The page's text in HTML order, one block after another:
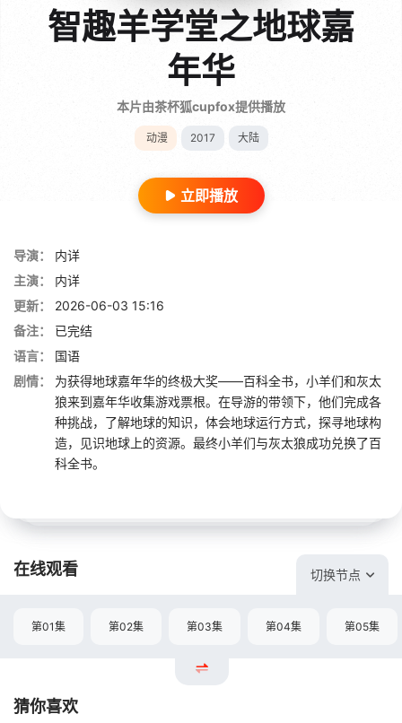
智趣羊学堂之地球嘉
年华
本片由茶杯狐cupfox提供播放
动漫 2017 大陆
立即播放
导演：
内详
主演：
内详
更新：
2026-06-03 15:16
备注：
已完结
语言：
国语
剧情：
为获得地球嘉年华的终极大奖——百科全书，小羊们和灰太
狼来到嘉年华收集游戏票根。在导游的带领下，他们完成各
种挑战，了解地球的知识，体会地球运行方式，探寻地球构
造，见识地球上的资源。最终小羊们与灰太狼成功兑换了百
科全书。
在线观看 切换节点
第01集 第02集 第03集 第04集 第05集
猜你喜欢